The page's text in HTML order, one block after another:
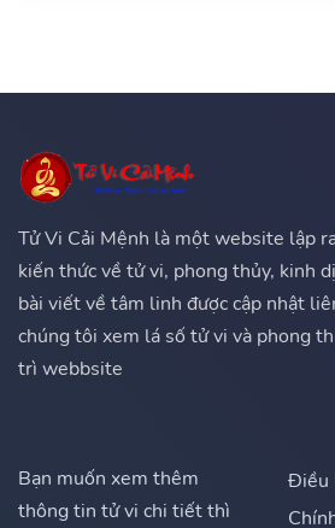
Tử Vi Cải Mệnh là một website lập
kiến thức về tử vi, phong thủy, kinh
bài viết về tâm linh được cập nhật
chúng tôi xem lá số tử vi và phong
trì webbsite
Bạn muốn xem thêm
thông tin tử vi chi tiết thì
Điều